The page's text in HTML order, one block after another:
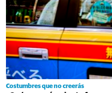
Costumbres que no creerás